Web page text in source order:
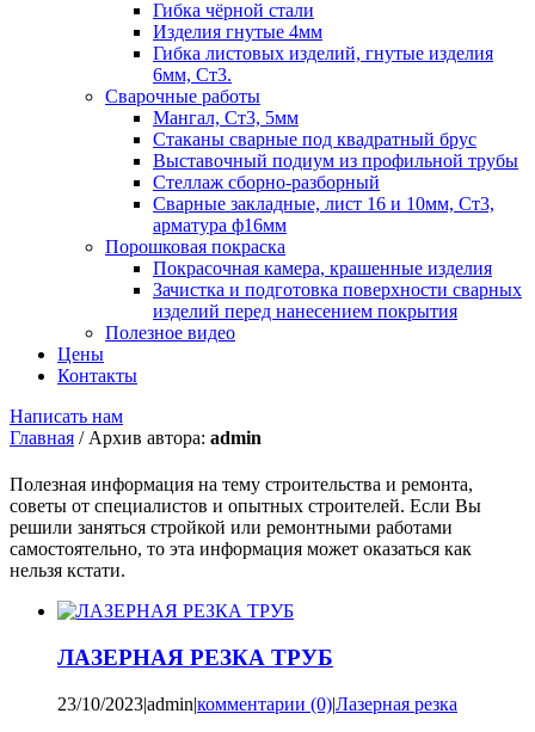
Гибка чёрной стали
Изделия гнутые 4мм
Гибка листовых изделий, гнутые изделия
6мм, Ст3.
Сварочные работы
Мангал, Ст3, 5мм
Стаканы сварные под квадратный брус
Выставочный подиум из профильной трубы
Стеллаж сборно-разборный
Сварные закладные, лист 16 и 10мм, Ст3,
арматура ф16мм
Порошковая покраска
Покрасочная камера, крашенные изделия
Зачистка и подготовка поверхности сварных
изделий перед нанесением покрытия
Полезное видео
Цены
Контакты
Написать нам
Главная / Архив автора: admin
Полезная информация на тему строительства и ремонта,
советы от специалистов и опытных строителей. Если Вы
решили заняться стройкой или ремонтными работами
самостоятельно, то эта информация может оказаться как
нельзя кстати.
ЛАЗЕРНАЯ РЕЗКА ТРУБ
23/10/2023|admin|комментарии (0)|Лазерная резка